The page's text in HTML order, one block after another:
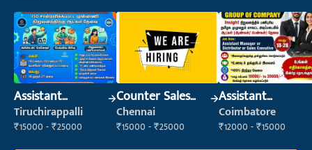
Assistant
Manager
Tiruchirappalli
₹15000 - ₹25000
Counter Sales
Executive (Retail
Sales)
Chennai
₹15000 - ₹25000
Assistant
Manager
Coimbatore
₹12000 - ₹15000